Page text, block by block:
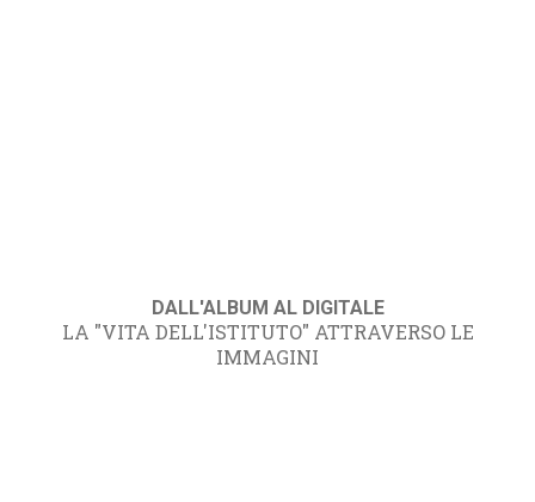
DALL'ALBUM AL DIGITALE
LA "VITA DELL'ISTITUTO" ATTRAVERSO LE
IMMAGINI